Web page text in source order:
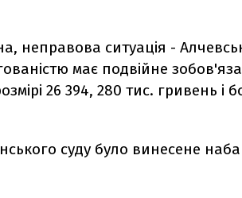
неправова ситуація -
має подвійне
26 394, 280 тис. гривень і
суду було винесене